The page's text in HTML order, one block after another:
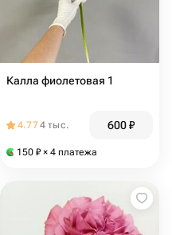
Калла фиолетовая 1
4.774 тыс. 600₽
150 ₽ × 4 платежа